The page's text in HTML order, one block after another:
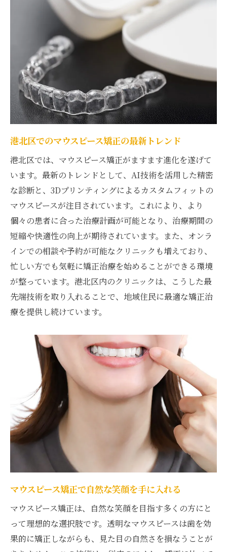
港北区でのマウスピース矯正の多様な魅力
透明性と快適性が選ばれる理由
港北区のクリニックが提供する特典
日常生活に馴染むマウスピース矯正
港北区で選ばれる理由はここにあり
矯正治療の新しい選択肢として
港北区のクリニックが提供するマウスピース矯
正の費用プラン
多様な支払いプランで安心の治療
港北区のクリニックの費用構成を理解する
分割払いで実現するマウスピース矯正
港北区で選ぶべきお得なプラン
費用対効果を最大化する方法
港北区のクリニックの費用プラン比較
満足度が高い港北区のマウスピース矯正クリニ
ックの選び方
患者満足度の高いクリニックの特徴
口コミで選ぶ港北区の信頼できるクリニッ
ク
治療後の満足感を得るためのポイント
安心して通えるクリニックの選定基準
港北区のクリニック選びで重要な要素
港北区で始めたいマウスピース矯正の費用を抑
える方法
賢く費用を抑えるためのヒント
港北区での費用削減の実例紹介
コストを抑えつつ質を保つ方法
港北区でアクセシブルな矯正治療を受ける
費用を抑えるためのクリニック選びのコツ
港北区のマウスピース矯正透明で快適な治療の
港北区でのマウスピース矯正の最新トレンド
港北区では、マウスピース矯正がますます進化を遂げて
います。最新のトレンドとして、AI技術を活用した精密
な診断と、3Dプリンティングによるカスタムフィットの
マウスピースが注目されています。これにより、より
個々の患者に合った治療計画が可能となり、治療期間の
短縮や快適性の向上が期待されています。また、オンラ
インでの相談や予約が可能なクリニックも増えており、
忙しい方でも気軽に矯正治療を始めることができる環境
が整っています。港北区内のクリニックは、こうした最
先端技術を取り入れることで、地域住民に最適な矯正治
療を提供し続けています。
マウスピース矯正で自然な笑顔を手に入れる
マウスピース矯正は、自然な笑顔を目指す多くの方にと
って理想的な選択肢です。透明なマウスピースは歯を効
果的に矯正しながらも、見た目の自然さを損なうことが